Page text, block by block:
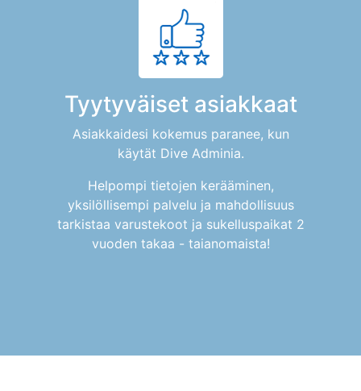
Tyytyväiset asiakkaat
Asiakkaidesi kokemus paranee, kun
käytät Dive Adminia.
Helpompi tietojen kerääminen,
yksilöllisempi palvelu ja mahdollisuus
tarkistaa varustekoot ja sukelluspaikat 2
vuoden takaa - taianomaista!